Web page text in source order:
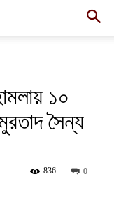
১০
সৈন্য
0
836